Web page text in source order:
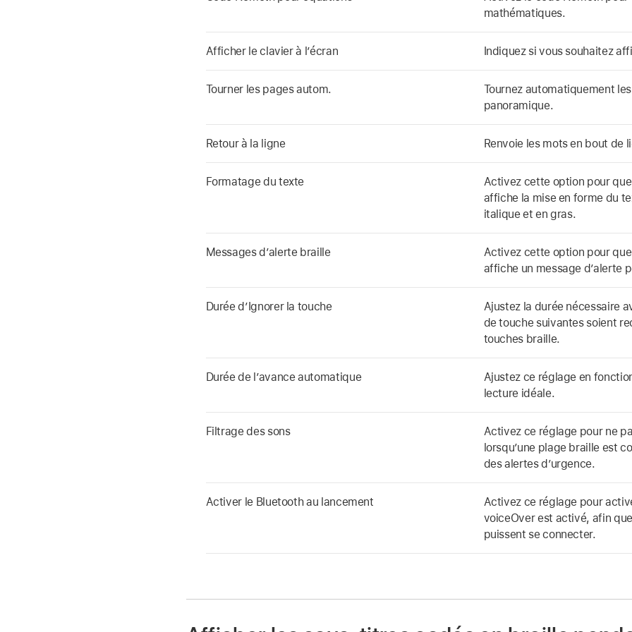
mathématiques.
Afficher le clavier à l’écran Indiquez si vous souhaitez
Tourner les pages autom.
Tournez automatiquement
panoramique.
Retour à la ligne Renvoie les mots en bout de
Formatage du texte
Activez cette option pour
affiche la mise en forme du
italique et en gras.
Messages d’alerte braille
Activez cette option pour
affiche un message d’alerte
Durée d’Ignorer la touche
Ajustez la durée nécessaire
de touche suivantes soient
touches braille.
Durée de l’avance automatique
Ajustez ce réglage en
lecture idéale.
Filtrage des sons
Activez ce réglage pour ne
lorsqu’une plage braille est
des alertes d’urgence.
Activer le Bluetooth au lancement
Activez ce réglage pour
voiceOver est activé, afin
puissent se connecter.